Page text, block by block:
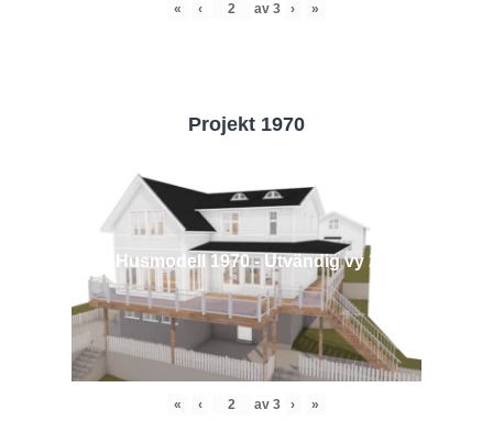
« ‹ av 3 › »
Projekt 1970
Husmodell 1970 - Utvändig vy 2
« ‹ av 3 › »